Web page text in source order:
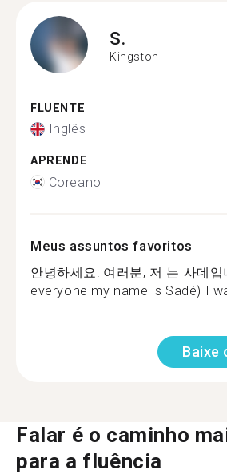
S.
Kingston
FLUENTE
Inglês
APRENDE
Coreano
Meus assuntos favoritos
안녕하세요! 여러분, 저 는 사데
everyone my name is Sadé) I
Baixe
Falar é o caminho
para a fluência